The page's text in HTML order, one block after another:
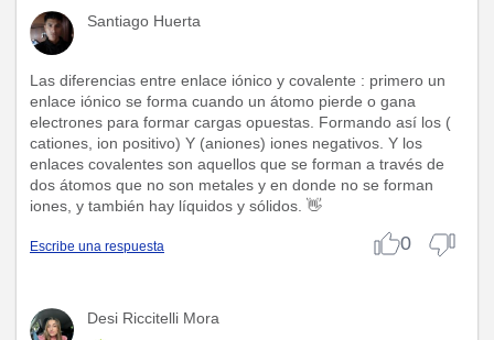
Santiago Huerta
Las diferencias entre enlace iónico y covalente : primero un
enlace iónico se forma cuando un átomo pierde o gana
electrones para formar cargas opuestas. Formando así los (
cationes, ion positivo) Y (aniones) iones negativos. Y los
enlaces covalentes son aquellos que se forman a través de
dos átomos que no son metales y en donde no se forman
iones, y también hay líquidos y sólidos. 👋
Escribe una respuesta 0
Desi Riccitelli Mora